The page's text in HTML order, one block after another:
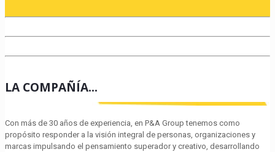
LA COMPAÑÍA...
Con más de 30 años de experiencia, en P&A Group tenemos como
propósito responder a la visión integral de personas, organizaciones y
marcas impulsando el pensamiento superador y creativo, desarrollando